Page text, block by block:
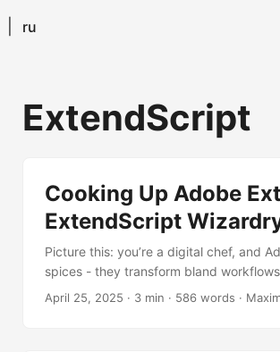
ru
ExtendScript
Cooking Up Adobe
ExtendScript
Picture this: you’re a digital chef, and
spices - they transform bland
cook up some script magic that would
April 25, 2025 · 3 min · 586 words ·